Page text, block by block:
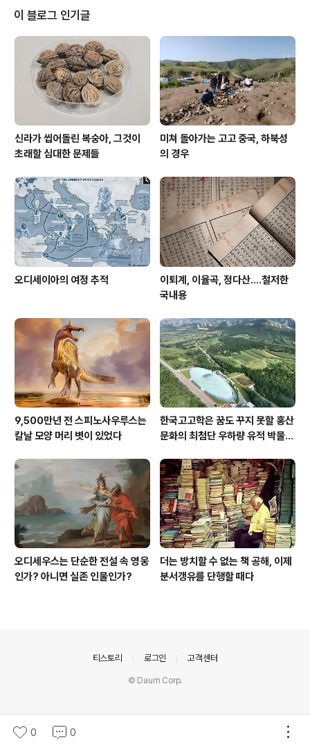
이 블로그 인기글
신라가 씹어돌린 복숭아, 그것이
초래할 심대한 문제들
미쳐 돌아가는 고고 중국, 하북성
의 경우
오디세이아의 여정 추적
이퇴계, 이율곡, 정다산....철저한
국내용
9,500만년 전 스피노사우루스는
칼날 모양 머리 볏이 있었다
한국고고학은 꿈도 꾸지 못할 홍산
문화의 최첨단 우하량 유적 박물관
오디세우스는 단순한 전설 속 영웅
인가? 아니면 실존 인물인가?
더는 방치할 수 없는 책 공해, 이제
분서갱유를 단행할 때다
0 0
티스토리 로그인 고객센터
© Daum Corp.